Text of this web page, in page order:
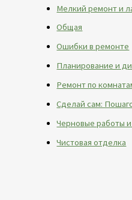
Мелкий ремонт и
Общая
Ошибки в ремонте
Планирование и
Ремонт по
Сделай сам:
Черновые работы
Чистовая отделка